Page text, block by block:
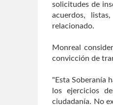
solicitudes de
acuerdos,
relacionado.
Monreal
convicción de
"Esta Soberanía
los ejercicios
ciudadanía. No